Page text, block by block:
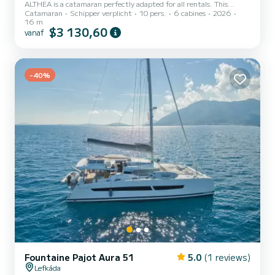
ALTHEA is a catamaran perfectly adapted for all rentals. This
catamaran is very pleasant to handle for a week cruise or more. You
are guaranteed to spend an exceptional day or week on this 16
meter boat. The capacity of this boat is passengers. Het heeft de
Wifi en internet, Buitenboordmotor. Wij nodigen u uit...
Catamaran Schipper verplicht 10 pers. 6 cabines
2026
16 m
vanaf $3 130,60
-40%
Fountaine Pajot Aura 51 5.0 (1 reviews)
Lefkáda